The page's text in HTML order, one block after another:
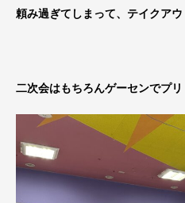
頼み過ぎてしまって、テイクア
二次会はもちろんゲーセンでプリ